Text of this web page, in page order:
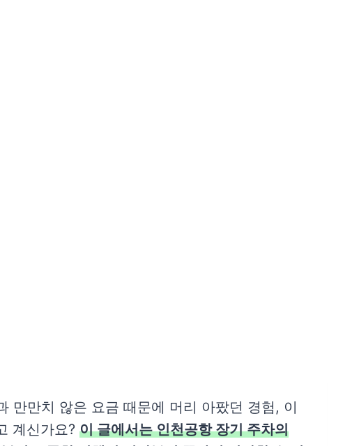
만만치 않은 요금 때문에 머리 아팠던 경험, 이
계신가요? 이 글에서는 인천공항 장기 주차의